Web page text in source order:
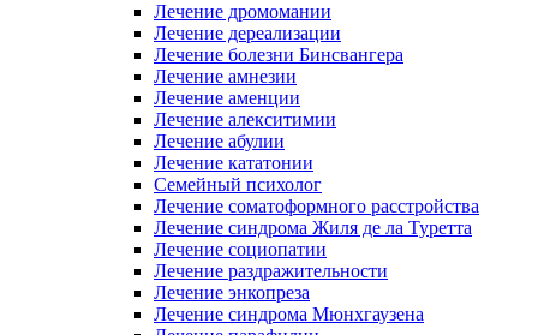
Лечение дромомании
Лечение дереализации
Лечение болезни Бинсвангера
Лечение амнезии
Лечение аменции
Лечение алекситимии
Лечение абулии
Лечение кататонии
Семейный психолог
Лечение соматоформного расстройства
Лечение синдрома Жиля де ла Туретта
Лечение социопатии
Лечение раздражительности
Лечение энкопреза
Лечение синдрома Мюнхгаузена